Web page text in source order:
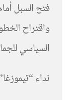
فتح السبل
واقتراح
السياسي
نداء